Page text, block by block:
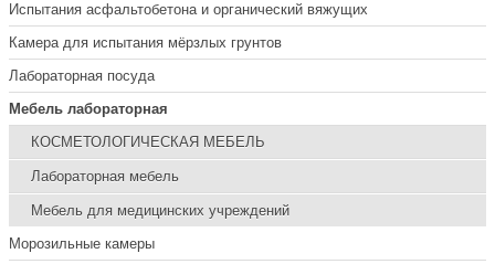
Испытания асфальтобетона и органический вяжущих
Камера для испытания мёрзлых грунтов
Лабораторная посуда
Мебель лабораторная
КОСМЕТОЛОГИЧЕСКАЯ МЕБЕЛЬ
Лабораторная мебель
Мебель для медицинских учреждений
Морозильные камеры